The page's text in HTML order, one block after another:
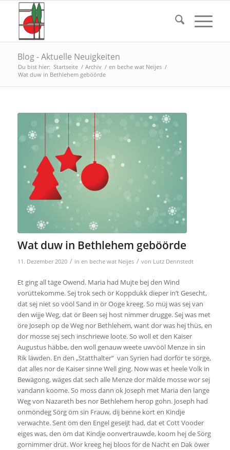
Blog - Aktuelle Neuigkeiten
Du bist hier: Startseite / Archiv / en beche wat Neijes /
Wat duw in Bethlehem geböörde
Wat duw in Bethlehem geböörde
11. Dezember 2020 / in en beche wat Neijes / von Lutz Dennstedt
Et ging all täge Owend. Maria had Mujte bej den Wind
vorüttekomme. Sej trok sech ör Koppdukk dieper in’t Gesecht,
dat sej niet so vööl Sand in ör Ooge kreeg. So müj was sej van
den wijje Weg, dat ör Been sej host nimmer drugge. Sej was met
öre Joseph op de Weg nor Bethlehem, want dor was hej thüs, en
dor mosse sej sech inschriewe loote. So woll et den Kaiser
Augustus häbbe, den woll genauw weete uwvööl Menze in sin
Rik läwden. En den „Statthalter“ van Syrien had dorför te sörge,
dat alles nor de Kaiser sinne Well ging. Now was et heele Volk in
Bewägong, wäges dat sech alle Menze dor mälde mosse wor sej
vandann koome. So moss dann ok Joseph met Maria den lange
Weg von Nazareth bes nor Bethlehem herop gohn. Joseph had
onmöndeg Sörg öm sin Frauw, dij benne kort en Kindje
verwachte. Sent öm den Engel geseijt had, dat et Cott Vooder
eiges was, den öm dat Kindje oonvertrauwde, koom hej de Sörg
gornimmer drüt. Wor kreeg hej bloos för de Nacht en Dak öwer